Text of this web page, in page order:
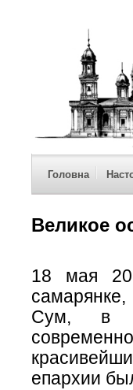
Головна
Великое
18 мая
Сум, в
епархии